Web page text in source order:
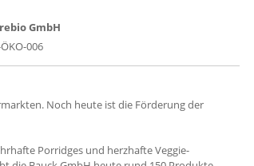
GmbH
006
Noch heute ist die Förderung der
Porridges und herzhafte Veggie-